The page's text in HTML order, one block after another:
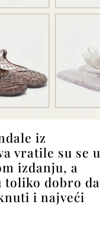
iz
vratile su se u
izdanju, a
toliko dobro da
i najveći